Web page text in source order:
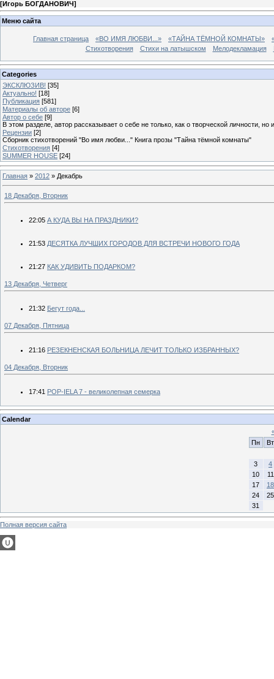
[Игорь БОГДАНОВИЧ]
Меню сайта
Главная страница «ВО ИМЯ ЛЮБВИ...» «ТАЙНА ТЁМНОЙ КОМНАТЫ»
Стихотворения
Стихи на латышском Мелодекламация
Categories
ЭКСКЛЮЗИВ! [35]
Актуально! [18]
Публикация [581]
Материалы об авторе [6]
Автор о себе [9]
В этом разделе, автор рассказывает о себе не только, как о творческой личности,
Рецензии [2]
Сборник стихотворений "Во имя любви..." Книга прозы "Тайна тёмной комнаты"
Стихотворения [4]
SUMMER HOUSE [24]
Главная » 2012 » Декабрь
18 Декабря, Вторник
22:05 А КУДА ВЫ НА ПРАЗДНИКИ?
21:53 ДЕСЯТКА ЛУЧШИХ ГОРОДОВ ДЛЯ ВСТРЕЧИ НОВОГО ГОДА
21:27 КАК УДИВИТЬ ПОДАРКОМ?
13 Декабря, Четверг
21:32 Бегут года...
07 Декабря, Пятница
21:16 РЕЗЕКНЕНСКАЯ БОЛЬНИЦА ЛЕЧИТ ТОЛЬКО ИЗБРАННЫХ?
04 Декабря, Вторник
17:41 POP-IELA 7 - великолепная семерка
Calendar
Пн
Вт
3
4
10
11
17
18
24
25
31
Полная версия сайта